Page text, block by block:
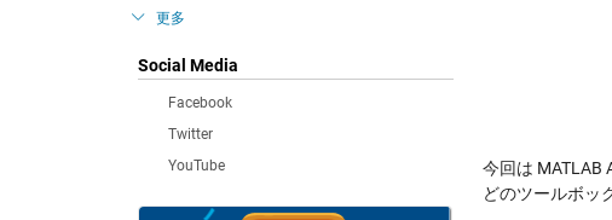
更多
Social Media
Facebook
Twitter
YouTube
今回は MATLAB
どのツールボッ